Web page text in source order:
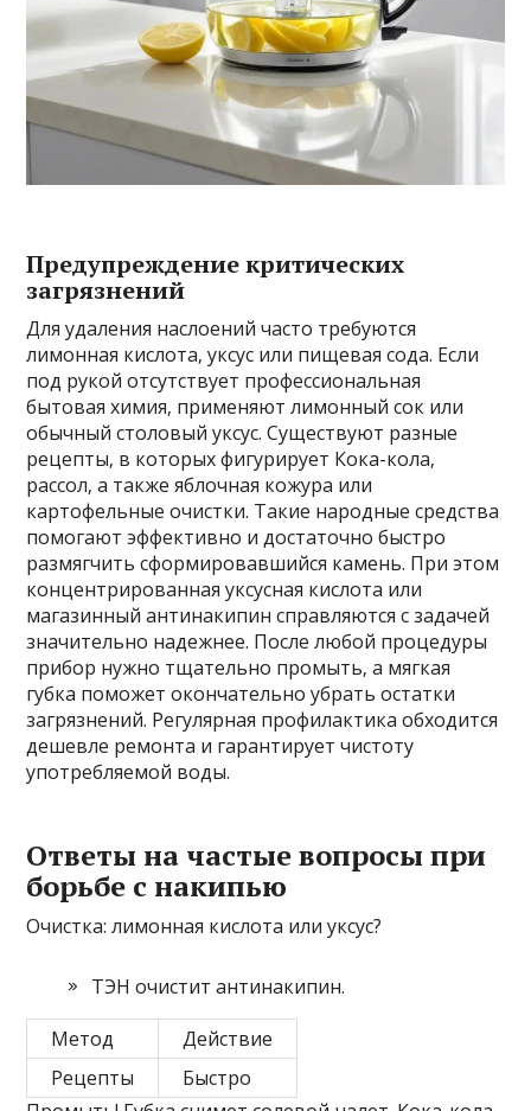
Предупреждение критических
загрязнений
Для удаления наслоений часто требуются
лимонная кислота‚ уксус или пищевая сода. Если
под рукой отсутствует профессиональная
бытовая химия‚ применяют лимонный сок или
обычный столовый уксус. Существуют разные
рецепты‚ в которых фигурирует Кока-кола‚
рассол‚ а также яблочная кожура или
картофельные очистки. Такие народные средства
помогают эффективно и достаточно быстро
размягчить сформировавшийся камень. При этом
концентрированная уксусная кислота или
магазинный антинакипин справляются с задачей
значительно надежнее. После любой процедуры
прибор нужно тщательно промыть‚ а мягкая
губка поможет окончательно убрать остатки
загрязнений. Регулярная профилактика обходится
дешевле ремонта и гарантирует чистоту
употребляемой воды.
Ответы на частые вопросы при
борьбе с накипью
Очистка: лимонная кислота или уксус?
ТЭН очистит антинакипин.
Метод
Действие
Рецепты
Быстро